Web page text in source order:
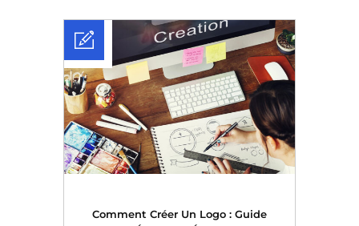
Comment Créer Un Logo : Guide